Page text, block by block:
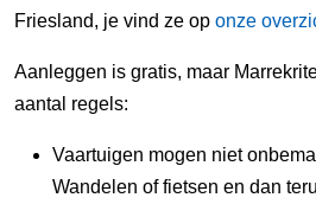
Friesland, je vind ze op onze
Aanleggen is gratis, maar
aantal regels:
Vaartuigen mogen niet
Wandelen of fietsen en dan